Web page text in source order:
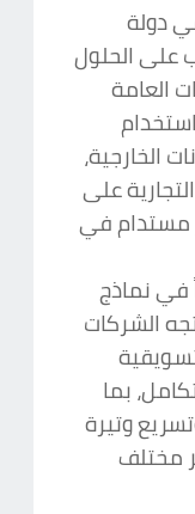
دولة
على الحلول
العامة
الخارجية،
على
مستدام في
في نماذج
الشركات
بما
وتيرة
مختلف